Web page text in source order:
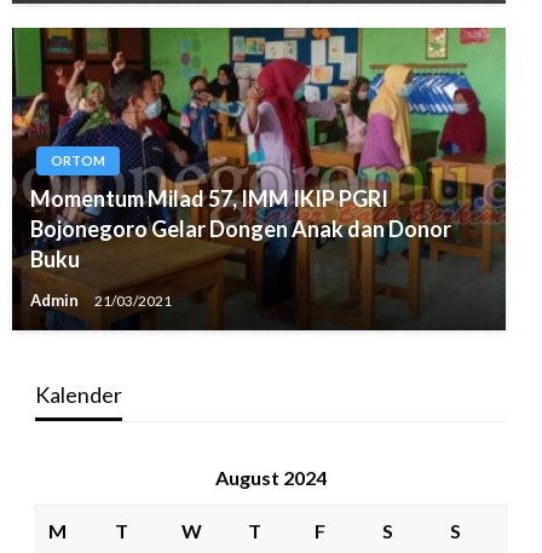
ORTOM
Momentum Milad 57, IMM IKIP PGRI
Bojonegoro Gelar Dongen Anak dan Donor
Buku
Admin 21/03/2021
Kalender
August 2024
M T W T F S S